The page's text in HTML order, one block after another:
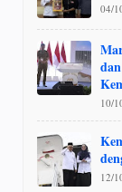
04/
10/
12/